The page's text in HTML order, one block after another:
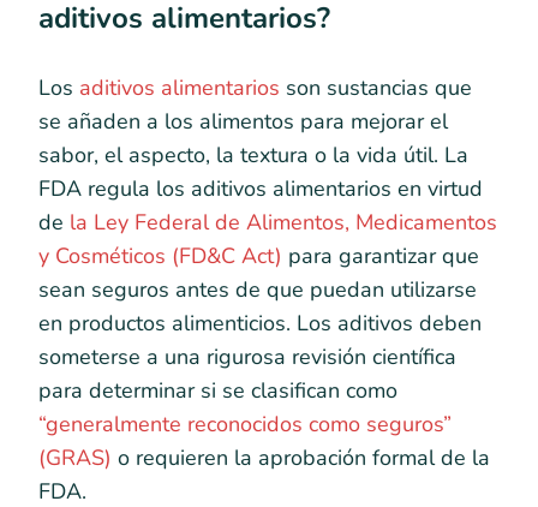
aditivos alimentarios?
Los aditivos alimentarios son sustancias que
se añaden a los alimentos para mejorar el
sabor, el aspecto, la textura o la vida útil. La
FDA regula los aditivos alimentarios en virtud
de la Ley Federal de Alimentos, Medicamentos
y Cosméticos (FD&C Act) para garantizar que
sean seguros antes de que puedan utilizarse
en productos alimenticios. Los aditivos deben
someterse a una rigurosa revisión científica
para determinar si se clasifican como
“generalmente reconocidos como seguros”
(GRAS) o requieren la aprobación formal de la
FDA.